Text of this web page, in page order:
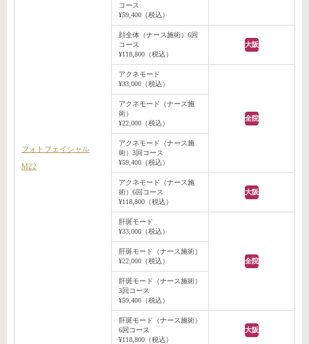
フォトフェイシャル
M22
コース
¥59,400（税込）
顔全体（ナース施術）6回
コース
¥118,800（税込）
大阪
アクネモード
¥33,000（税込）
全院
アクネモード（ナース施
術）
¥22,000（税込）
アクネモード（ナース施
術）3回コース
¥59,400（税込）
アクネモード（ナース施
術）6回コース
¥118,800（税込）
大阪
肝斑モード
¥33,000（税込）
全院
肝斑モード（ナース施術）
¥22,000（税込）
肝斑モード（ナース施術）
3回コース
¥59,400（税込）
肝斑モード（ナース施術）
6回コース
¥118,800（税込）
大阪